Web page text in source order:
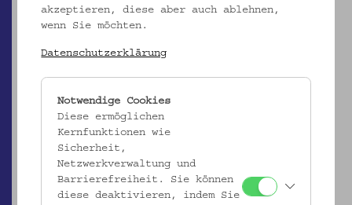
Kalebasse mit Stöpsel
_MEHR
akzeptieren, diese aber auch ablehnen,
wenn Sie möchten.
Datenschutzerklärung
Notwendige Cookies
Diese ermöglichen
Kernfunktionen wie
Sicherheit,
Netzwerkverwaltung und
Barrierefreiheit. Sie können
diese deaktivieren, indem Sie